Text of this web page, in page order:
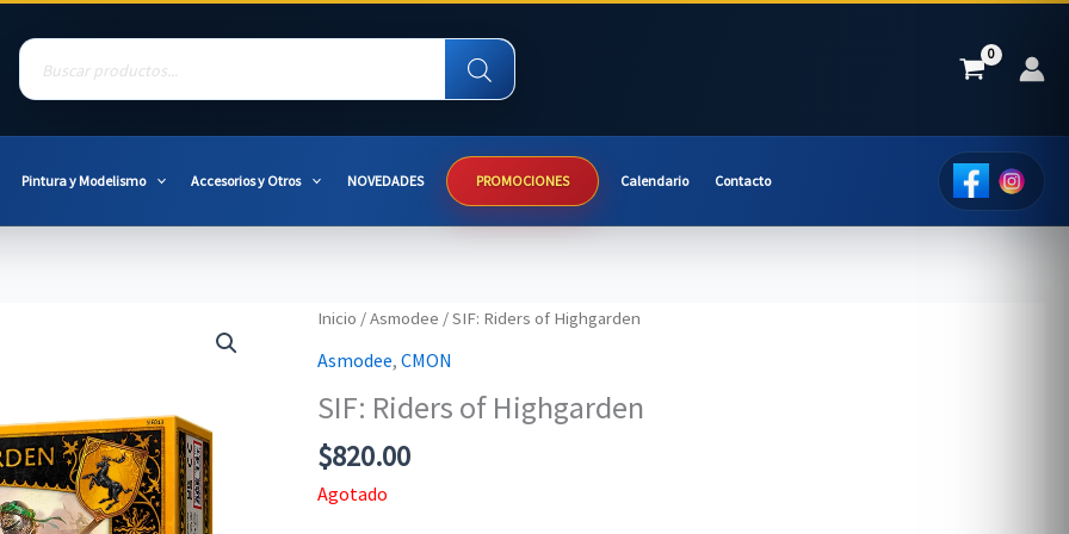
Products
search
Pintura y Modelismo Accesorios y Otros NOVEDADES PROMOCIONES Calendario Contacto
Inicio /Asmodee / SIF: Riders of Highgarden
Asmodee, CMON
SIF: Riders of Highgarden
$820.00
Agotado